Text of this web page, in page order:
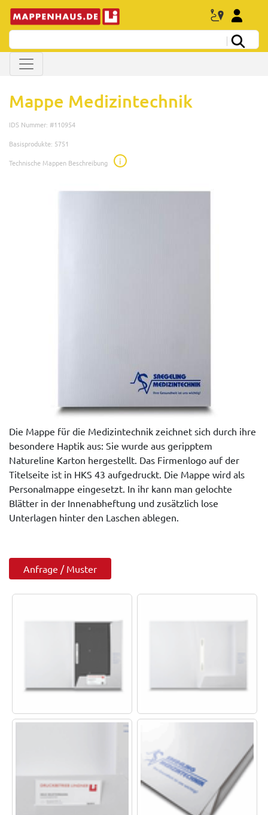
Mappe Medizintechnik
IDS Nummer: #110954
Basisprodukte: 5751
Technische Mappen Beschreibung
i
Die Mappe für die Medizintechnik zeichnet sich durch ihre
besondere Haptik aus: Sie wurde aus geripptem
Natureline Karton hergestellt. Das Firmenlogo auf der
Titelseite ist in HKS 43 aufgedruckt. Die Mappe wird als
Personalmappe eingesetzt. In ihr kann man gelochte
Blätter in der Innenabheftung und zusätzlich lose
Unterlagen hinter den Laschen ablegen.
Anfrage / Muster